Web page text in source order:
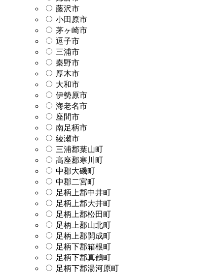
藤沢市
小田原市
茅ヶ崎市
逗子市
三浦市
秦野市
厚木市
大和市
伊勢原市
海老名市
座間市
南足柄市
綾瀬市
三浦郡葉山町
高座郡寒川町
中郡大磯町
中郡二宮町
足柄上郡中井町
足柄上郡大井町
足柄上郡松田町
足柄上郡山北町
足柄上郡開成町
足柄下郡箱根町
足柄下郡真鶴町
足柄下郡湯河原町